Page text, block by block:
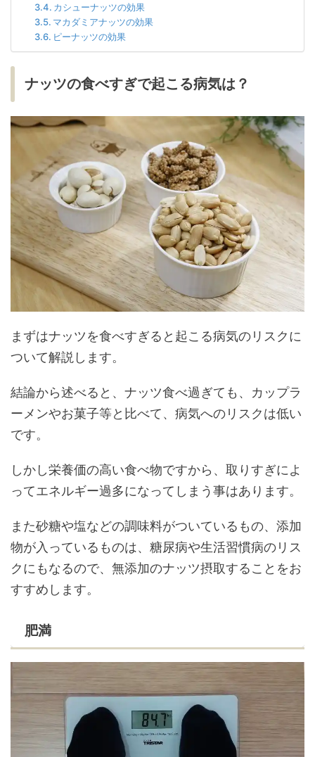
カシューナッツの効果
マカダミアナッツの効果
ピーナッツの効果
ナッツの食べすぎで起こる病気は？
まずはナッツを食べすぎると起こる病気のリスクに
ついて解説します。
結論から述べると、ナッツ食べ過ぎても、カップラ
ーメンやお菓子等と比べて、病気へのリスクは低い
です。
しかし栄養価の高い食べ物ですから、取りすぎによ
ってエネルギー過多になってしまう事はあります。
また砂糖や塩などの調味料がついているもの、添加
物が入っているものは、糖尿病や生活習慣病のリス
クにもなるので、無添加のナッツ摂取することをお
すすめします。
肥満